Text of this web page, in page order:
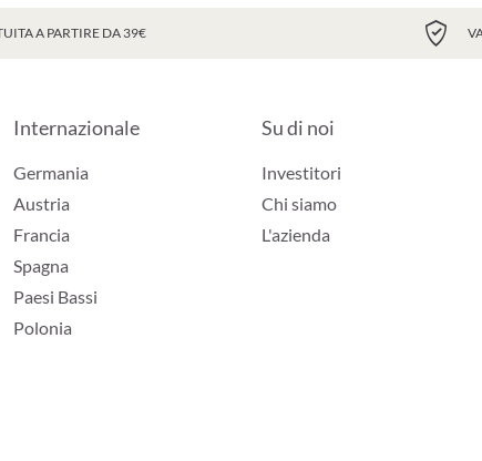
A PARTIRE DA 39€
Internazionale
Germania
Austria
Francia
Spagna
Paesi Bassi
Polonia
Su di noi
Investitori
Chi siamo
L'azienda